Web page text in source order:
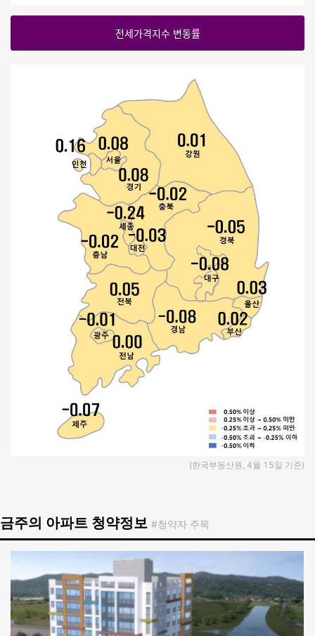
전세가격지수 변동률
(한국부동산원, 4월 15일 기준)
금주의 아파트 청약정보 #청약자 주목